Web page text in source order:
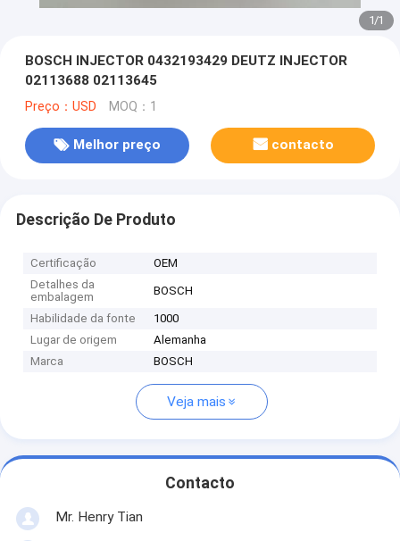
1/1
BOSCH INJECTOR 0432193429 DEUTZ INJECTOR
02113688 02113645
Preço：USD MOQ：1
Melhor preço contacto
Descrição De Produto
Certificação
OEM
Detalhes da
embalagem
BOSCH
Habilidade da fonte
1000
Lugar de origem
Alemanha
Marca
BOSCH
Veja mais
Contacto
Mr. Henry Tian